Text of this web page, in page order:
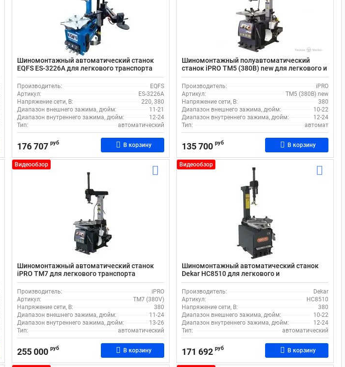
Шиномонтажный автоматический станок
EQFS ES-3226A для легкового транспорта
Производитель:
EQFS
Артикул:
ES-3226A
Напряжение сети, В:
220, 380
Диапазон внешнего зажима, дюйм:
11-21
Диапазон внутреннего зажима, дюйм:
12-24
Тип:
автоматический
176 707 руб В корзину
Шиномонтажный полуавтоматический
станок iPRO TM5 (380В) new для легкового и
коммерческого транспорта
Производитель:
iPRO
Артикул:
TM5 (380В) new
Напряжение сети, В:
380
Диапазон внешнего зажима, дюйм:
10-22
Диапазон внутреннего зажима, дюйм:
12-24
Тип:
автомат
135 700 руб В корзину
Видеообзор
Шиномонтажный автоматический станок
iPRO TM7 для легкового транспорта
Производитель:
iPRO
Артикул:
TM7 (380V)
Напряжение сети, В:
380
Диапазон внешнего зажима, дюйм:
11-24
Диапазон внутреннего зажима, дюйм:
13-26
Тип:
автоматический
255 000 руб В корзину
Видеообзор
Шиномонтажный автоматический станок
Dekar HC8510 для легкового и
коммерческого транспорта
Производитель:
Dekar
Артикул:
HC8510
Напряжение сети, В:
380
Диапазон внешнего зажима, дюйм:
10-22
Диапазон внутреннего зажима, дюйм:
12-24
Тип:
автоматический
171 692 руб В корзину